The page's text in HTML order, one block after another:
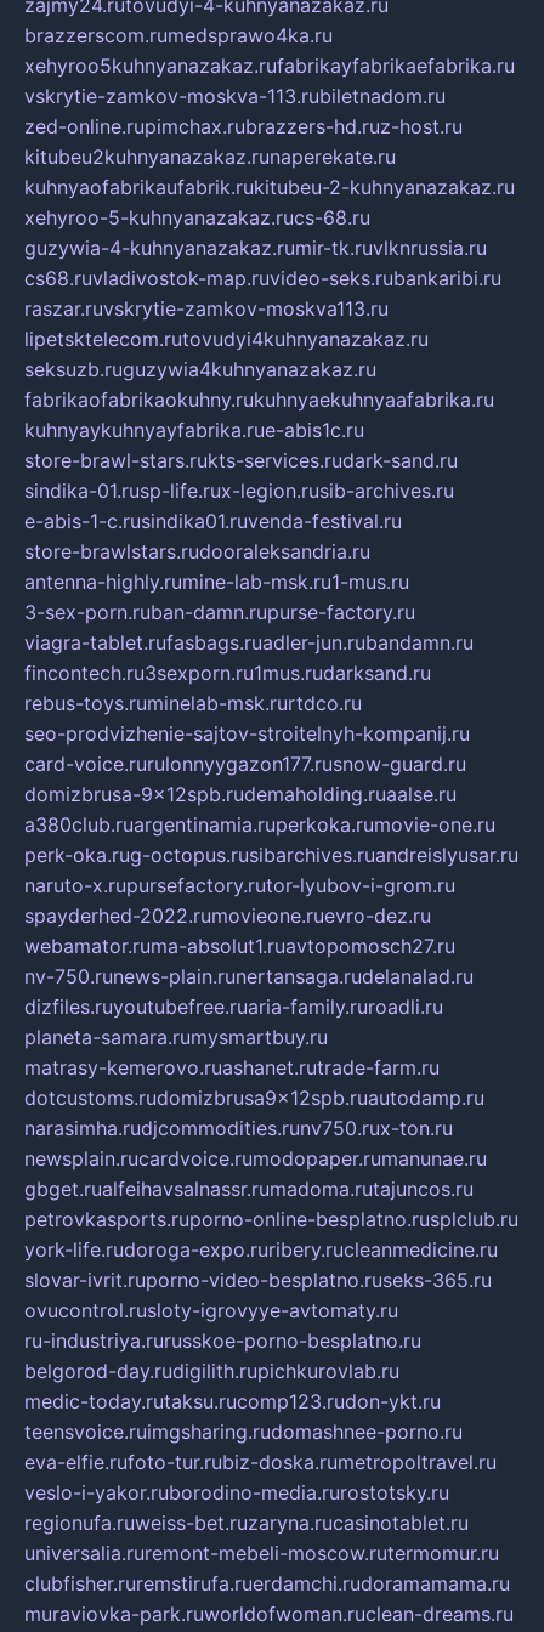
zajmy24.rutovudyi-4-kuhnyanazakaz.ru
brazzerscom.rumedsprawo4ka.ru
xehyroo5kuhnyanazakaz.rufabrikayfabrikaefabrika.ru
vskrytie-zamkov-moskva-113.rubiletnadom.ru
zed-online.rupimchax.rubrazzers-hd.ruz-host.ru
kitubeu2kuhnyanazakaz.runaperekate.ru
kuhnyaofabrikaufabrik.rukitubeu-2-kuhnyanazakaz.ru
xehyroo-5-kuhnyanazakaz.rucs-68.ru
guzywia-4-kuhnyanazakaz.rumir-tk.ruvlknrussia.ru
cs68.ruvladivostok-map.ruvideo-seks.rubankaribi.ru
raszar.ruvskrytie-zamkov-moskva113.ru
lipetsktelecom.rutovudyi4kuhnyanazakaz.ru
seksuzb.ruguzywia4kuhnyanazakaz.ru
fabrikaofabrikaokuhny.rukuhnyaekuhnyaafabrika.ru
kuhnyaykuhnyayfabrika.rue-abis1c.ru
store-brawl-stars.rukts-services.rudark-sand.ru
sindika-01.rusp-life.rux-legion.rusib-archives.ru
e-abis-1-c.rusindika01.ruvenda-festival.ru
store-brawlstars.rudooraleksandria.ru
antenna-highly.rumine-lab-msk.ru1-mus.ru
3-sex-porn.ruban-damn.rupurse-factory.ru
viagra-tablet.rufasbags.ruadler-jun.rubandamn.ru
fincontech.ru3sexporn.ru1mus.rudarksand.ru
rebus-toys.ruminelab-msk.rurtdco.ru
seo-prodvizhenie-sajtov-stroitelnyh-kompanij.ru
card-voice.rurulonnyygazon177.rusnow-guard.ru
domizbrusa-9x12spb.rudemaholding.ruaalse.ru
a380club.ruargentinamia.ruperkoka.rumovie-one.ru
perk-oka.rug-octopus.rusibarchives.ruandreislyusar.ru
naruto-x.rupursefactory.rutor-lyubov-i-grom.ru
spayderhed-2022.rumovieone.ruevro-dez.ru
webamator.ruma-absolut1.ruavtopomosch27.ru
nv-750.runews-plain.runertansaga.rudelanalad.ru
dizfiles.ruyoutubefree.ruaria-family.ruroadli.ru
planeta-samara.rumysmartbuy.ru
matrasy-kemerovo.ruashanet.rutrade-farm.ru
dotcustoms.rudomizbrusa9x12spb.ruautodamp.ru
narasimha.rudjcommodities.runv750.rux-ton.ru
newsplain.rucardvoice.rumodopaper.rumanunae.ru
gbget.rualfeihavsalnassr.rumadoma.rutajuncos.ru
petrovkasports.ruporno-online-besplatno.rusplclub.ru
york-life.rudoroga-expo.ruribery.rucleanmedicine.ru
slovar-ivrit.ruporno-video-besplatno.ruseks-365.ru
ovucontrol.rusloty-igrovyye-avtomaty.ru
ru-industriya.rurusskoe-porno-besplatno.ru
belgorod-day.rudigilith.rupichkurovlab.ru
medic-today.rutaksu.rucomp123.rudon-ykt.ru
teensvoice.ruimgsharing.rudomashnee-porno.ru
eva-elfie.rufoto-tur.rubiz-doska.rumetropoltravel.ru
veslo-i-yakor.ruborodino-media.rurostotsky.ru
regionufa.ruweiss-bet.ruzaryna.rucasinotablet.ru
universalia.ruremont-mebeli-moscow.rutermomur.ru
clubfisher.ruremstirufa.ruerdamchi.rudoramamama.ru
muraviovka-park.ruworldofwoman.ruclean-dreams.ru